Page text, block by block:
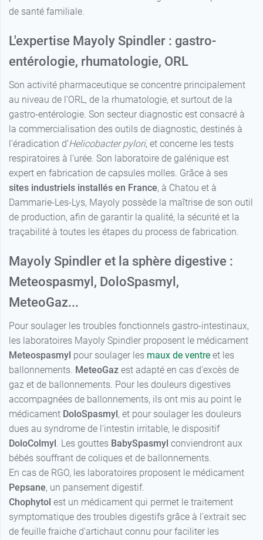
de santé familiale.
L'expertise Mayoly Spindler : gastro-
entérologie, rhumatologie, ORL
Son activité pharmaceutique se concentre principalement
au niveau de l’ORL, de la rhumatologie, et surtout de la
gastro-entérologie. Son secteur diagnostic est consacré à
la commercialisation des outils de diagnostic, destinés à
l’éradication d’Helicobacterpylori, et concerne les tests
respiratoires à l’urée. Son laboratoire de galénique est
expert en fabrication de capsules molles. Grâce à ses
sites industriels installés en France, à Chatou et à
Dammarie-Les-Lys, Mayoly possède la maîtrise de son outil
de production, afin de garantir la qualité, la sécurité et la
traçabilité à toutes les étapes du process de fabrication.
Mayoly Spindler et la sphère digestive :
Meteospasmyl, DoloSpasmyl,
MeteoGaz...
Pour soulager les troubles fonctionnels gastro-intestinaux,
les laboratoires Mayoly Spindler proposent le médicament
Meteospasmyl pour soulager les maux de ventre et les
ballonnements. MeteoGaz est adapté en cas d'excès de
gaz et de ballonnements. Pour les douleurs digestives
accompagnées de ballonnements, ils ont mis au point le
médicament DoloSpasmyl, et pour soulager les douleurs
dues au syndrome de l'intestin irritable, le dispositif
DoloColmyl. Les gouttes BabySpasmyl conviendront aux
bébés souffrant de coliques et de ballonnements.
En cas de RGO, les laboratoires proposent le médicament
Pepsane, un pansement digestif.
Chophytol est un médicament qui permet le traitement
symptomatique des troubles digestifs grâce à l'extrait sec
de feuille fraiche d'artichaut connu pour faciliter les